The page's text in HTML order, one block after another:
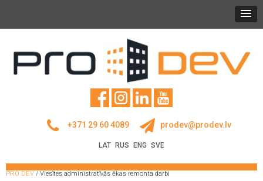
+371 29 60 4089 prodev@prodev.lv
LAT RUS ENG SVE
PRO DEV / Viesītes administratīvās ēkas remonta darbi